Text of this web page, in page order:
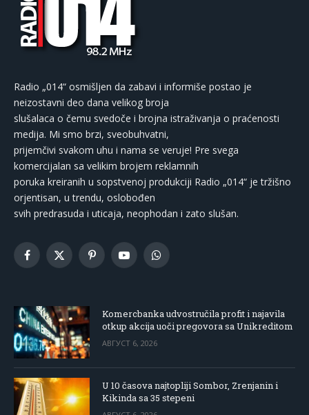
Radio „014“ osmišljen da zabavi i informiše postao je
neizostavni deo dana velikog broja
slušalaca o čemu svedoče i brojna istraživanja o praćenosti
medija. Mi smo brzi, sveobuhvatni,
prijemčivi svakom uhu i nama se veruje! Pre svega
komercijalan sa velikim brojem reklamnih
poruka kreiranih u sopstvenoj produkciji Radio „014“ je tržišno
orjentisan, u trendu, oslobođen
svih predrasuda i uticaja, neophodan i zato slušan.
Facebook
X
PinterestYouTubeWhatsApp
Komercbanka udvostručila profit i najavila
otkup akcija uoči pregovora sa Unikreditom
АВГУСТ 6, 2026
U 10 časova najtopliji Sombor, Zrenjanin i
Kikinda sa 35 stepeni